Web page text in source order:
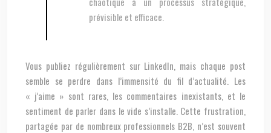
prévisible et efficace.
Vous publiez régulièrement sur LinkedIn, mais chaque post
semble se perdre dans l’immensité du fil d’actualité. Les
« j’aime » sont rares, les commentaires inexistants, et le
sentiment de parler dans le vide s’installe. Cette frustration,
partagée par de nombreux professionnels B2B, n’est souvent